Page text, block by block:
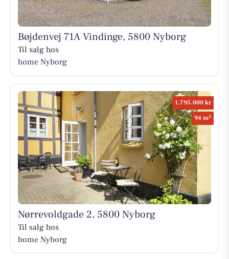
Bøjdenvej 71A Vindinge, 5800 Nyborg
Til salg hos
home Nyborg
1.795.000 kr
94 m2
Nørrevoldgade 2, 5800 Nyborg
Til salg hos
home Nyborg